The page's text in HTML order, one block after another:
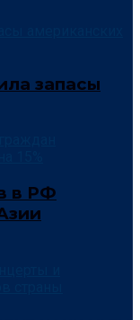
запасы
в РФ